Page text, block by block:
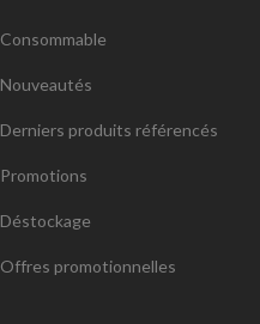
Consommable
Nouveautés
Derniers produits référencés
Promotions
Déstockage
Offres promotionnelles